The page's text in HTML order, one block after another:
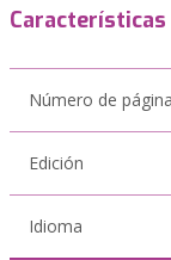
Características
Número de
Edición
Idioma